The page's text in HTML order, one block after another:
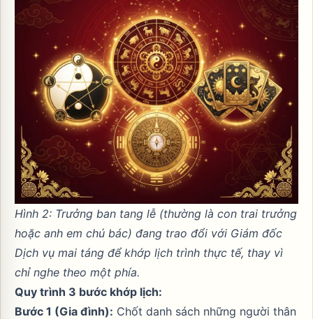
Hình 2: Trưởng ban tang lễ (thường là con trai trưởng
hoặc anh em chú bác) đang trao đổi với Giám đốc
Dịch vụ mai táng để khớp lịch trình thực tế, thay vì
chỉ nghe theo một phía.
Quy trình 3 bước khớp lịch:
Bước 1 (Gia đình): Chốt danh sách những người thân